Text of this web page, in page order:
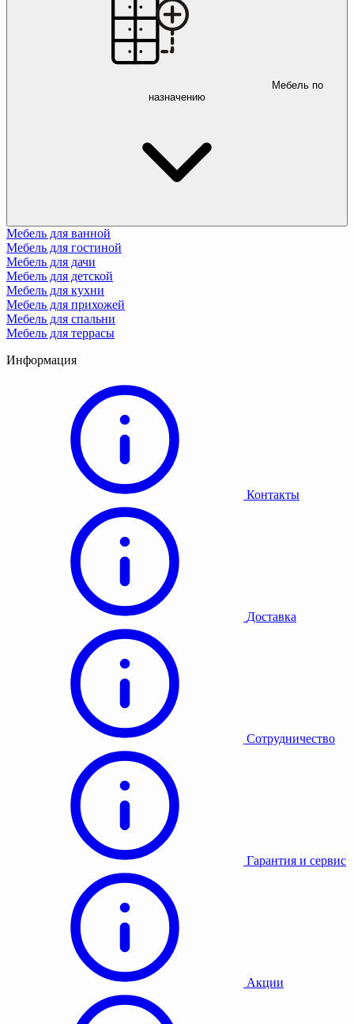
Мебель по
назначению
Мебель для ванной
Мебель для гостиной
Мебель для дачи
Мебель для детской
Мебель для кухни
Мебель для прихожей
Мебель для спальни
Мебель для террасы
Информация
Контакты
Доставка
Сотрудничество
Гарантия и сервис
Акции